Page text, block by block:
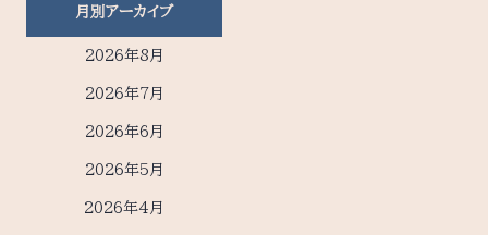
月別アーカイブ
2026年8月
2026年7月
2026年6月
2026年5月
2026年4月